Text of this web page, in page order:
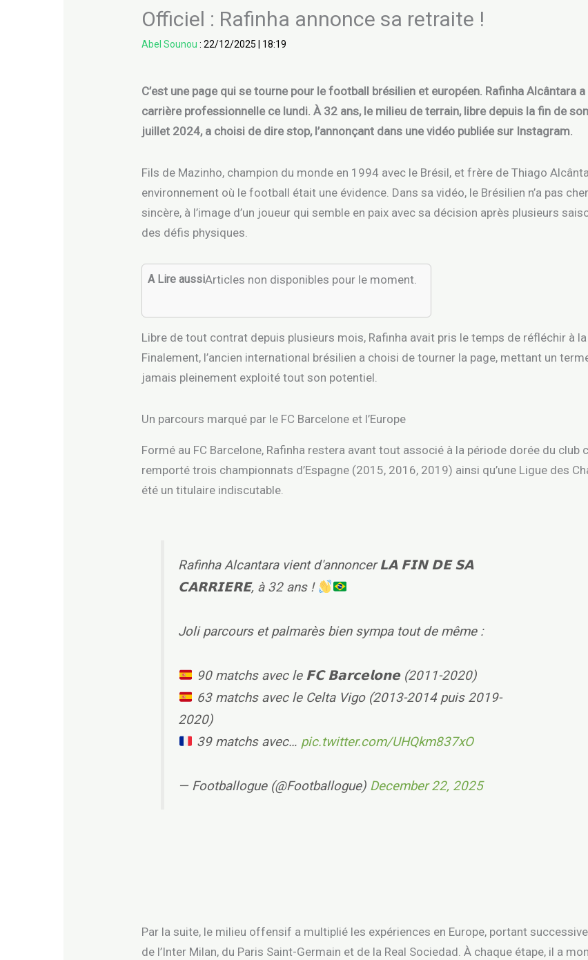
Officiel : Rafinha annonce sa retraite !
Abel Sounou :22/12/2025 18:19
C’est une page qui se tourne pour le football brésilien et européen. Rafinha Alcântara
carrière professionnelle ce lundi. À 32 ans, le milieu de terrain, libre depuis la fin de
juillet 2024, a choisi de dire stop, l’annonçant dans une vidéo publiée sur Instagram.
Fils de Mazinho, champion du monde en 1994 avec le Brésil, et frère de Thiago
environnement où le football était une évidence. Dans sa vidéo, le Brésilien n’a pas
sincère, à l’image d’un joueur qui semble en paix avec sa décision après plusieurs
des défis physiques.
A Lire aussiArticles non disponibles pour le moment.
Libre de tout contrat depuis plusieurs mois, Rafinha avait pris le temps de réfléchir à
Finalement, l’ancien international brésilien a choisi de tourner la page, mettant un
jamais pleinement exploité tout son potentiel.
Un parcours marqué par le FC Barcelone et l’Europe
Formé au FC Barcelone, Rafinha restera avant tout associé à la période dorée du club
remporté trois championnats d’Espagne (2015, 2016, 2019) ainsi qu’une Ligue des
été un titulaire indiscutable.
Rafinha Alcantara vient d'annoncer 𝗟𝗔 𝗙𝗜𝗡 𝗗𝗘 𝗦𝗔
𝗖𝗔𝗥𝗥𝗜𝗘𝗥𝗘, à 32 ans !
Joli parcours et palmarès bien sympa tout de même :
90 matchs avec le 𝗙𝗖 𝗕𝗮𝗿𝗰𝗲𝗹𝗼𝗻𝗲 (2011-2020)
63 matchs avec le Celta Vigo (2013-2014 puis 2019-
2020)
39 matchs avec… pic.twitter.com/UHQkm837xO
— Footballogue (@Footballogue) December 22, 2025
Par la suite, le milieu offensif a multiplié les expériences en Europe, portant
de l’Inter Milan, du Paris Saint-Germain et de la Real Sociedad. À chaque étape, il a